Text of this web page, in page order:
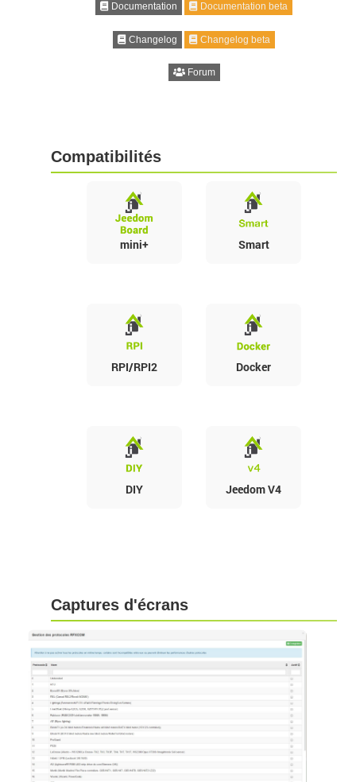
Documentation Documentation beta
Changelog Changelog beta
Forum
Compatibilités
mini+ Smart
RPI/RPI2 Docker
DIY Jeedom V4
Captures d'écrans